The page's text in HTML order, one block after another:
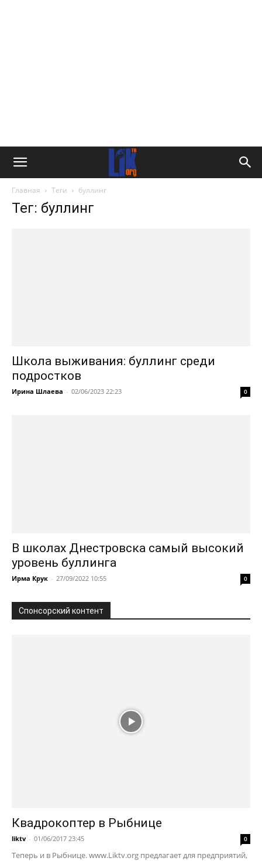
Главная Теги буллинг
Тег: буллинг
Школа выживания: буллинг среди
подростков
Ирина Шлаева - 02/06/2023 22:23 0
В школах Днестровска самый высокий
уровень буллинга
Ирма Крук - 27/09/2022 10:55 0
Спонсорский контент
Квадрокоптер в Рыбнице
liktv - 01/06/2017 23:45 0
Теперь и в Рыбнице. www.Liktv.org предлагает для предприятий,